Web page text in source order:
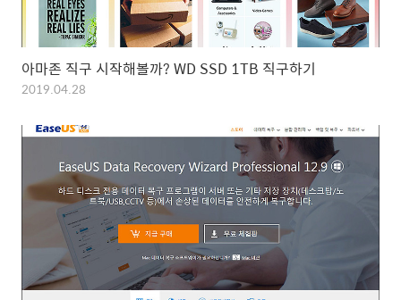
아마존 직구 시작해볼까? WD SSD 1TB 직구하기
2019.04.28